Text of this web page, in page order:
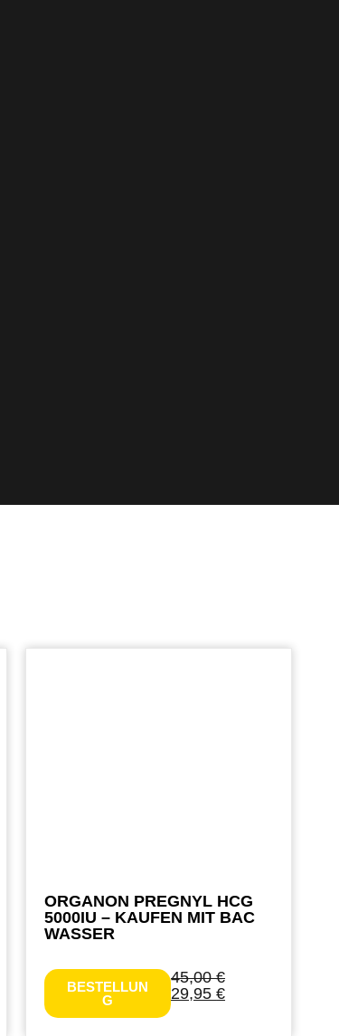
ORGANON PREGNYL HCG
5000IU – KAUFEN MIT BAC
WASSER
BESTELLUN
G
45,00€
29,95€